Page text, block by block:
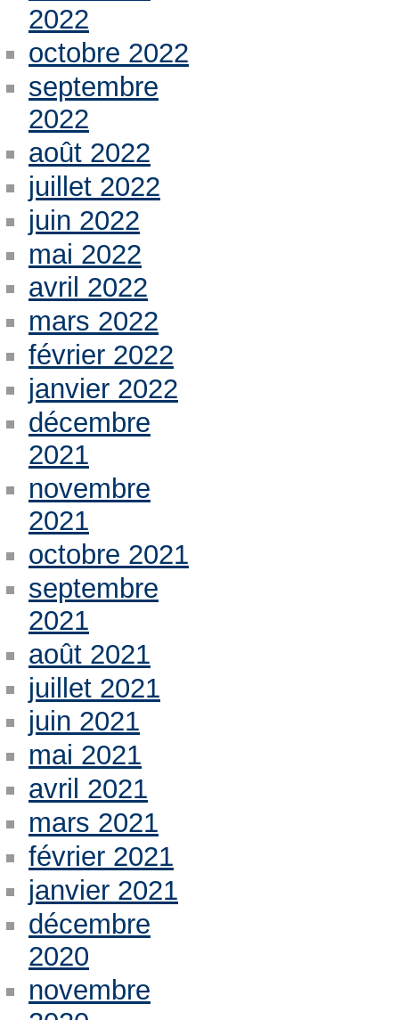
2022
octobre 2022
septembre
2022
août 2022
juillet 2022
juin 2022
mai 2022
avril 2022
mars 2022
février 2022
janvier 2022
décembre
2021
novembre
2021
octobre 2021
septembre
2021
août 2021
juillet 2021
juin 2021
mai 2021
avril 2021
mars 2021
février 2021
janvier 2021
décembre
2020
novembre